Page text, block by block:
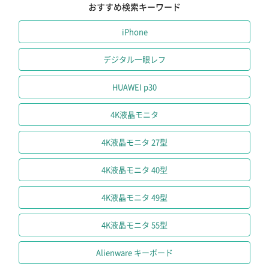
おすすめ検索キーワード
iPhone
デジタル一眼レフ
HUAWEI p30
4K液晶モニタ
4K液晶モニタ 27型
4K液晶モニタ 40型
4K液晶モニタ 49型
4K液晶モニタ 55型
Alienware キーボード